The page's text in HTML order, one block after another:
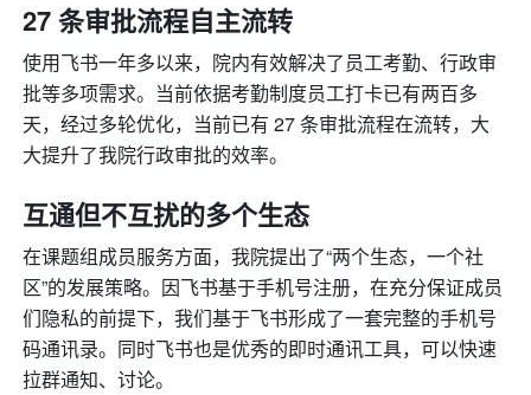
27 条审批流程自主流转
使用飞书一年多以来，院内有效解决了员工考勤、行政审
批等多项需求。当前依据考勤制度员工打卡已有两百多
天，经过多轮优化，当前已有 27 条审批流程在流转，大
大提升了我院行政审批的效率。
互通但不互扰的多个生态
在课题组成员服务方面，我院提出了“两个生态，一个社
区”的发展策略。因飞书基于手机号注册，在充分保证成员
们隐私的前提下，我们基于飞书形成了一套完整的手机号
码通讯录。同时飞书也是优秀的即时通讯工具，可以快速
拉群通知、讨论。